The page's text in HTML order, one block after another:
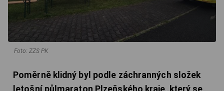
Foto: ZZS PK
Poměrně klidný byl podle záchranných složek
letošní půlmaraton Plzeňského kraje, který se